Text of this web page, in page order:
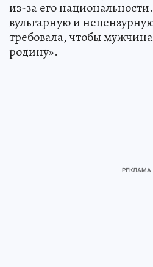
из-за его
вульгарную и
требовала, чтобы
родину».